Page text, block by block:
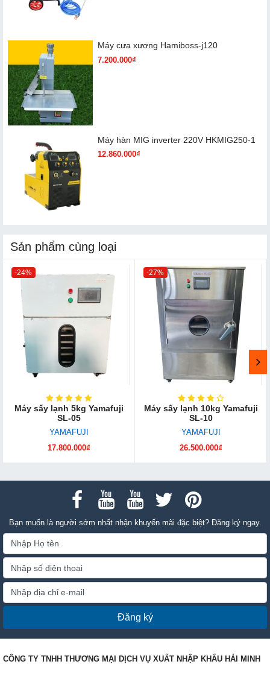
Máy cưa xương Hamiboss-j120
7.200.000₫
Máy hàn MIG inverter 220V HKMIG250-1
12.860.000₫
Sản phẩm cùng loại
-24%
Máy sấy lạnh 5kg Yamafuji
SL-05
YAMAFUJI
17.800.000₫
-27%
Máy sấy lạnh 10kg Yamafuji
SL-10
YAMAFUJI
26.500.000₫
Bạn muốn là người sớm nhất nhận khuyến mãi đặc biệt? Đăng ký ngay.
Đăng ký
CÔNG TY TNHH THƯƠNG MẠI DỊCH VỤ XUẤT NHẬP KHẨU HẢI MINH